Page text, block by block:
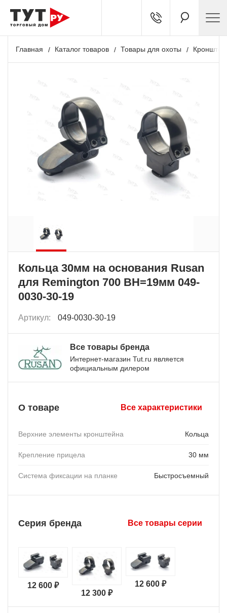
Главная Каталог товаров Товары для охоты
Кольца 30мм на основания Rusan
для Remington 700 BH=19мм 049-
0030-30-19
Артикул: 049-0030-30-19
Все товары бренда
Интернет-магазин Tut.ru является
официальным дилером
О товаре Все характеристики
Верхние элементы кронштейна Кольца
Крепление прицела 30 мм
Система фиксации на планке Быстросъемный
Серия бренда Все товары серии
12 600 ₽
12 300 ₽
12 600 ₽